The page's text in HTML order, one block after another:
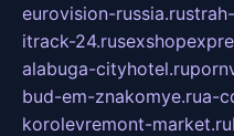
eurovision-russia.ru
itrack-24.ru
alabuga-cityhotel.ru
bud-em-znakomye.rua-
korolevremont-market.ru